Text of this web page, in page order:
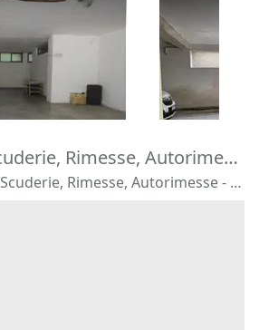
in complesso
Asta Quota
interrata
Carini
17.000 €
15/09/2026
Aste di Stalle, Scuderie, Rimesse, Autorimesse Padova
3 Annunci di Stalle, Scuderie, Rimesse, Autorimesse - Padova